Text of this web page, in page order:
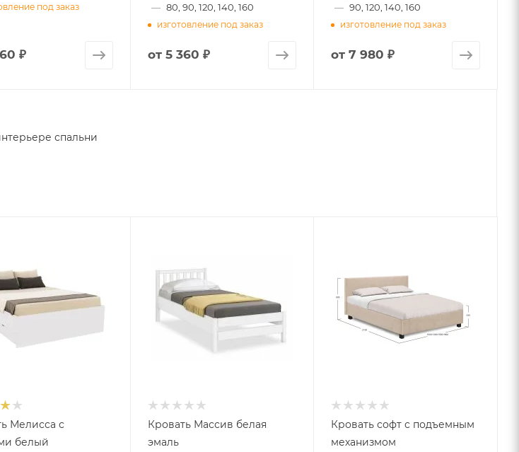
под заказ
₽
— 80, 90, 120, 140, 160
изготовление под заказ
от 5 360 ₽
— 90, 120, 140, 160
изготовление под заказ
от7 980 ₽
спальни
Мелисса с
белый
Кровать Массив белая
эмаль
Кровать софт с подъемным
механизмом